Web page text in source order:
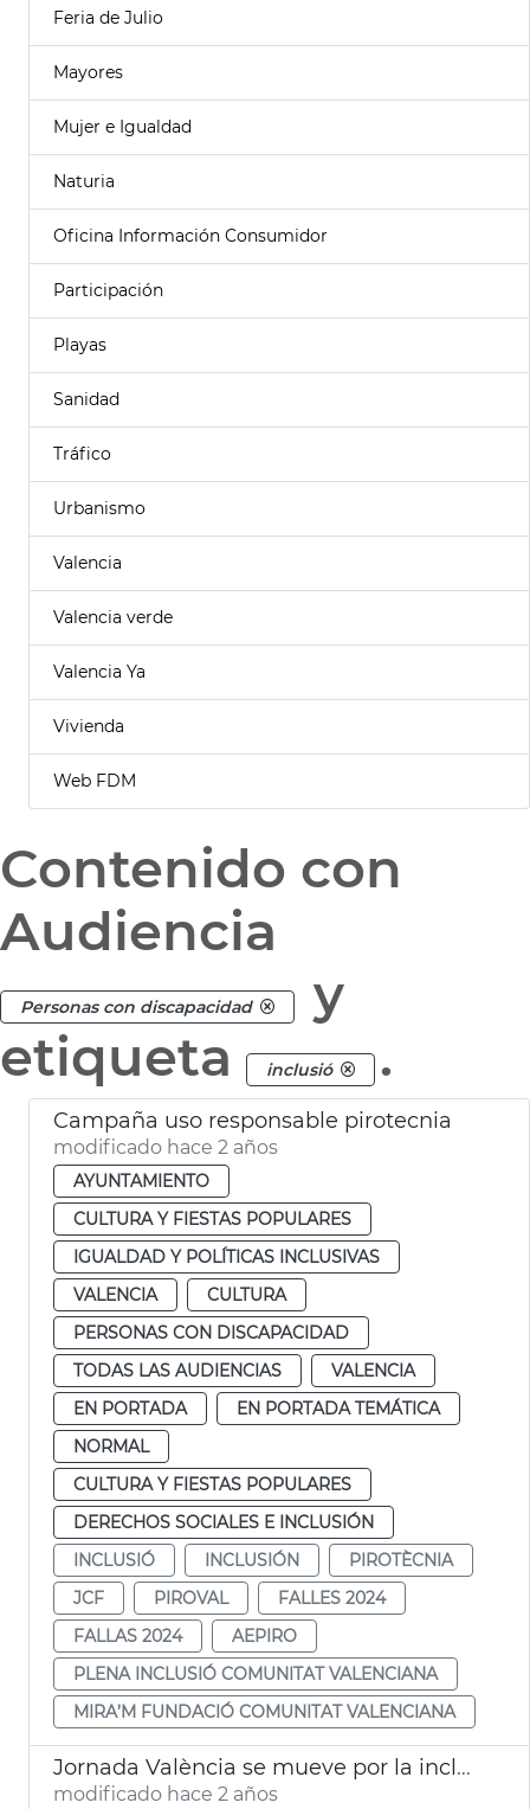
Feria de Julio
Mayores
Mujer e Igualdad
Naturia
Oficina Información Consumidor
Participación
Playas
Sanidad
Tráfico
Urbanismo
Valencia
Valencia verde
Valencia Ya
Vivienda
Web FDM
Contenido con
Audiencia
Personas con discapacidad
y
etiqueta
inclusió .
Campaña uso responsable pirotecnia
modificado hace 2 años
AYUNTAMIENTO
CULTURA Y FIESTAS POPULARES
IGUALDAD Y POLÍTICAS INCLUSIVAS
VALENCIA
CULTURA
PERSONAS CON DISCAPACIDAD
TODAS LAS AUDIENCIAS
VALENCIA
EN PORTADA
EN PORTADA TEMÁTICA
NORMAL
CULTURA Y FIESTAS POPULARES
DERECHOS SOCIALES E INCLUSIÓN
INCLUSIÓ
INCLUSIÓN
PIROTÈCNIA
JCF
PIROVAL
FALLES 2024
FALLAS 2024
AEPIRO
PLENA INCLUSIÓ COMUNITAT VALENCIANA
MIRA’M FUNDACIÓ COMUNITAT VALENCIANA
Jornada València se mueve por la inclusión
modificado hace 2 años